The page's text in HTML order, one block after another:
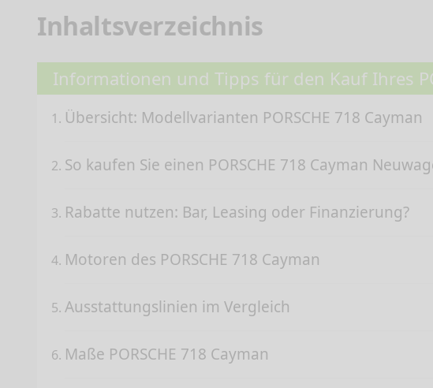
Inhaltsverzeichnis
Informationen und Tipps für den Kauf Ihres
Übersicht: Modellvarianten PORSCHE 718 Cayman
So kaufen Sie einen PORSCHE 718 Cayman
Rabatte nutzen: Bar, Leasing oder Finanzierung?
Motoren des PORSCHE 718 Cayman
Ausstattungslinien im Vergleich
Maße PORSCHE 718 Cayman